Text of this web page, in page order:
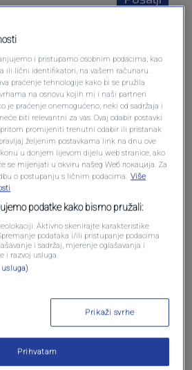
komentar
Oglas
i pristupamo osobnim podacima, kao
ili lični identifikatori, na vašem računaru .
praćenje tehnologije kako bi se pružila
na osnovu kojih mi i naši partneri
je praćenje onemogućeno, neki od sadržaja i
biti relevantni za vas. Ovaj odabir postavki
promijeniti trenutni odabir ili pristanak
željenim postavkama link na dnu ove
u donjem lijevom dijelu web stranice, ako
se mijenjati u okviru našeg Wеб локација. Za
o postupanju s ličnim podacima. Više
podatke kako bismo pružali:
Aktivno skenirajte karakteristike
podataka i/ili pristupanje podacima
i sadržaj, mjerenje oglašavanja i
i razvoj usluga.
usluga)
Prikaži svrhe
Prihvatam